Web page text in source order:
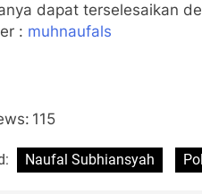
dapat terselesaikan
: muhnaufals
115
Naufal Subhiansyah